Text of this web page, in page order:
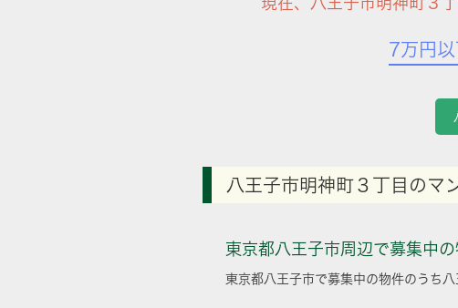
7万円
八王子市明神町３丁目のマ
東京都八王子市周辺で募集中
東京都八王子市で募集中の物件のうち